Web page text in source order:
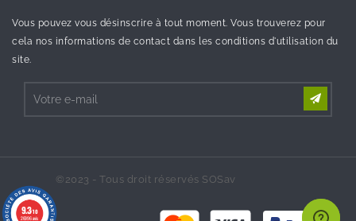
Vous pouvez vous désinscrire à tout moment. Vous trouverez pour
cela nos informations de contact dans les conditions d'utilisation du
site.
©2023 - Tous droit réservés SOSav
9.3/10
26996 avis